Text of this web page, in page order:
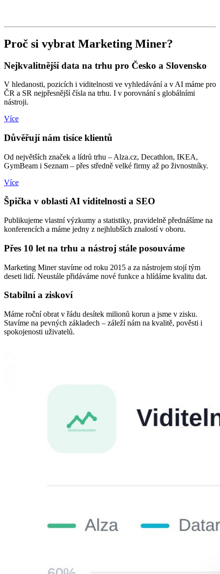
Proč si vybrat Marketing Miner?
Nejkvalitnější data na trhu pro Česko a Slovensko
V hledanosti, pozicích i viditelnosti ve vyhledávání a v AI máme pro
ČR a SR nejpřesnější čísla na trhu. I v porovnání s globálními
nástroji.
Více
Důvěřují nám tisíce klientů
Od největších značek a lídrů trhu – Alza.cz, Decathlon, IKEA,
GymBeam i Seznam – přes středně velké firmy až po živnostníky.
Více
Špička v oblasti AI viditelnosti a SEO
Publikujeme vlastní výzkumy a statistiky, pravidelně přednášíme na
konferencích a máme jedny z nejhlubších znalostí v oboru.
Přes 10 let na trhu a nástroj stále posouváme
Marketing Miner stavíme od roku 2015 a za nástrojem stojí tým
deseti lidí. Neustále přidáváme nové funkce a hlídáme kvalitu dat.
Stabilní a ziskoví
Máme roční obrat v řádu desítek milionů korun a jsme v zisku.
Stavíme na pevných základech – záleží nám na kvalitě, pověsti i
spokojenosti uživatelů.